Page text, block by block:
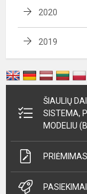
2020
2019
ŠIAULIŲ
SISTEMA,
MODELIU
PASIEKIMAI